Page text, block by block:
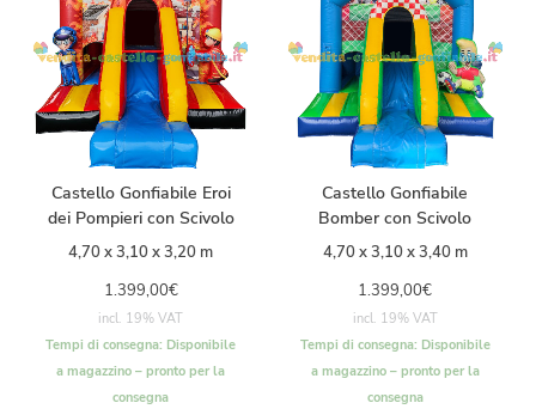
Castello Gonfiabile Eroi
dei Pompieri con Scivolo
4,70 x 3,10 x 3,20 m
1.399,00€
incl. 19% VAT
Tempi di consegna: Disponibile
a magazzino – pronto per la
consegna
Castello Gonfiabile
Bomber con Scivolo
4,70 x 3,10 x 3,40 m
1.399,00€
incl. 19% VAT
Tempi di consegna: Disponibile
a magazzino – pronto per la
consegna